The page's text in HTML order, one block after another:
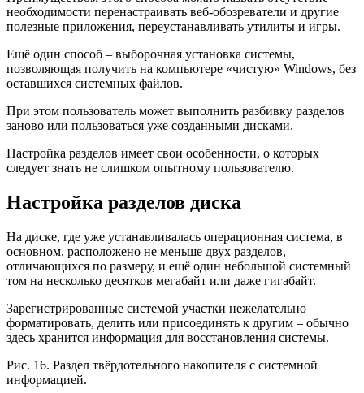
необходимости перенастраивать веб-обозреватели и другие
полезные приложения, переустанавливать утилиты и игры.
Ещё один способ – выборочная установка системы,
позволяющая получить на компьютере «чистую» Windows, без
оставшихся системных файлов.
При этом пользователь может выполнить разбивку разделов
заново или пользоваться уже созданными дисками.
Настройка разделов имеет свои особенности, о которых
следует знать не слишком опытному пользователю.
Настройка разделов диска
На диске, где уже устанавливалась операционная система, в
основном, расположено не меньше двух разделов,
отличающихся по размеру, и ещё один небольшой системный
том на несколько десятков мегабайт или даже гигабайт.
Зарегистрированные системой участки нежелательно
форматировать, делить или присоединять к другим – обычно
здесь хранится информация для восстановления системы.
Рис. 16. Раздел твёрдотельного накопителя с системной
информацией.